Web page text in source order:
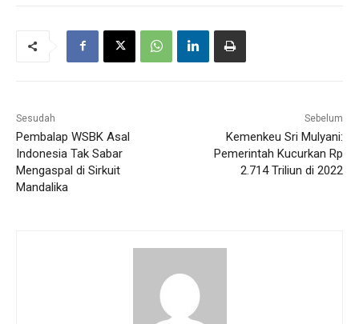
Sesudah
Pembalap WSBK Asal
Indonesia Tak Sabar
Mengaspal di Sirkuit
Mandalika
Sebelum
Kemenkeu Sri Mulyani:
Pemerintah Kucurkan Rp
2.714 Triliun di 2022